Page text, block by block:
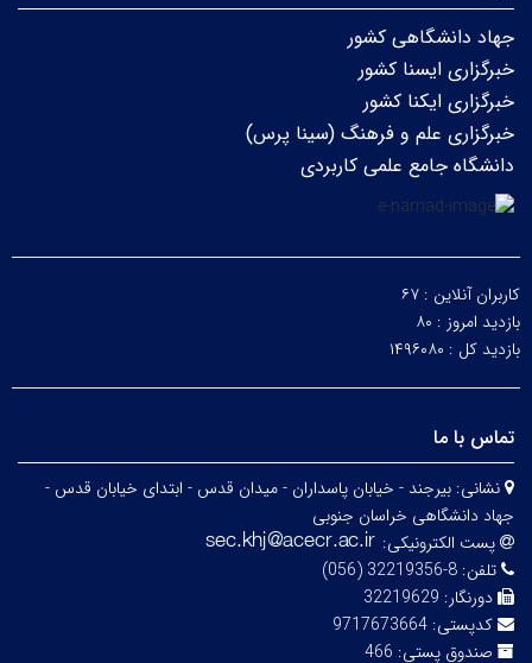
جهاد دانشگاهی کشور
خبرگزاری ایسنا کشور
خبرگزاری ایکنا کشور
خبرگزاری علم و فرهنگ (سینا پرس)
دانشگاه جامع علمی کاربردی
کاربران آنلاین : ۶۷
بازدید امروز : ۸۰
بازدید کل : ۱۴۹۶۰۸۰
تماس با ما
نشانی: بیرجند - خیابان پاسداران - میدان قدس - ابتدای خیابان قدس -
جهاد دانشگاهی خراسان جنوبی
پست الکترونیکی:
تلفن: 8-32219356 (056)
دورنگار: 32219629
کدپستی: 9717673664
صندوق پستی: 466